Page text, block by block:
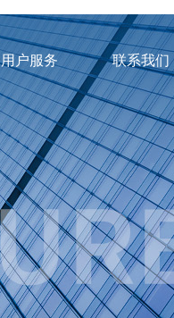
用户服务 联系我们